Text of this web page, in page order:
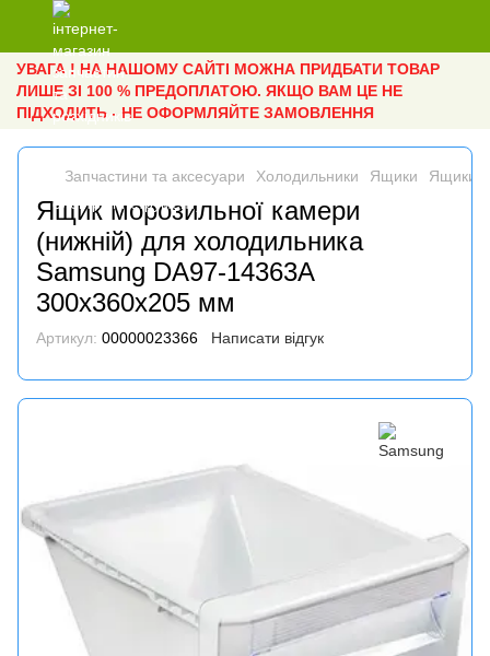
УВАГА ! НА НАШОМУ САЙТІ МОЖНА ПРИДБАТИ ТОВАР
ЛИШЕ ЗІ 100 % ПРЕДОПЛАТОЮ. ЯКЩО ВАМ ЦЕ НЕ
ПІДХОДИТЬ - НЕ ОФОРМЛЯЙТЕ ЗАМОВЛЕННЯ
Запчастини та аксесуари Холодильники Ящики Ящики
Ящик морозильної камери
(нижній) для холодильника
Samsung DA97-14363A
300х360х205 мм
Артикул: 00000023366 Написати відгук